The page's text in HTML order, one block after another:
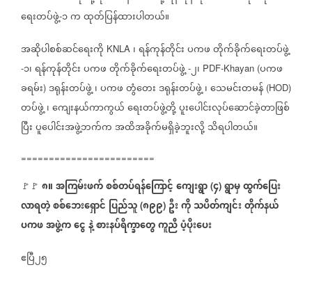
ရေးတပ်ဖွဲ့-၁ကထုတ်ပြန်ထားပါတယ်။
အဆိုပါစစ်ဆင်ရေးကို KNLA ၊ရန်ကုန်တိုင်းပကဖတိုက်ခိုက်ရေးတပ်ဖွဲ့
-၁၊ရန်ကုန်တိုင်းပကဖတိုက်ခိုက်ရေးတပ်ဖွဲ့ -၂၊ PDF-Khayan (ပကဖ
ခရမ်း) ဒရုန်းတပ်ဖွဲ့၊ပကဖတွံတေးဒရုန်းတပ်ဖွဲ့၊သေမင်းတမန် (HOD)
တပ်ဖွဲ့၊ကျေးနယ်ကာကွယ်ရေးတပ်ဖွဲ့တို့ပူးပေါင်းလုပ်ဆောင်ခဲ့တာဖြစ်
ပြီးပူပေါင်းအဖွဲ့ဘက်ကအထိအခိုက်မရှိခဲ့ဘူးလို့သိရပါတယ်။
========================
🚩🚩 ၈။အကြမ်းဖက်စစ်တပ်ရန်ကြောင့်ကျေးရွာ (၄) ရွာမှထွက်ပြေး
လာရတဲ့စစ်ဘေးရှောင် ပြည်သူ (၈၉၉) ဦးကိုသပိတ်ကျင်းတိုက်နယ်
ပကဖအဖွဲ့ကငွေနဲ့စားနပ်ရိက္ခာတွေကူညီပံ့ပိုးပေး
ဧပြီ၂၅